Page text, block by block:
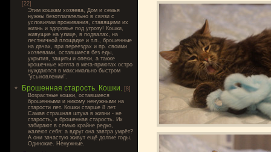
[22]
Этим кошкам хозяева, Дом и семья
нужны безотлагательно в связи с
условиями проживания, ставящими их
жизнь и здоровье под угрозу! Кошки,
живущие на улице, в подвалах, на
лестничной площадке и т.п., брошенные
на дачах, при переездах и пр. своими
хозяевами, оставшиеся без еды,
укрытия, защиты и опеки, а также
крошечные котята в мега-приютах остро
нуждаются в максимально быстром
"усыновлении".
Брошенная старость. Кошки. [8]
Возрастные кошки, оставшиеся
брошенными и никому ненужными на
старости лет. Кошки старше 8 лет.
Самая страшная штука в жизни - не
старость, а брошенная старость. Их
забирают в семью крайне редко,
жалеют себя: а вдруг она завтра умрёт?
А они зачастую живут ещё долгие годы.
Одинокие. Ненужные.